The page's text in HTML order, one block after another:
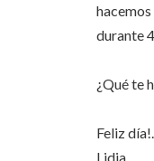
durante
¿Qué te
Feliz día!.
Lidia